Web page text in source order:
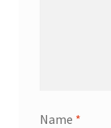
Name *